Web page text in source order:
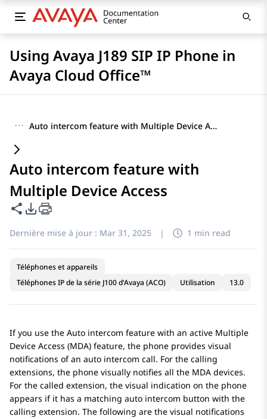
Using Avaya J189 SIP IP Phone in
Avaya Cloud Office™
··· Auto intercom feature with Multiple Device Access
Auto intercom feature with
Multiple Device Access
Partager cette page
Options d'exportation PDF
Dernière mise à jour : Mar 31, 2025 | 1 min read
Téléphones et appareils
Téléphones IP de la série J100 d'Avaya (ACO)
Utilisation 13.0
If you use the Auto intercom feature with an active Multiple
Device Access (MDA) feature, the phone provides visual
notifications of an auto intercom call. For the calling
extensions, the phone visually notifies all the MDA devices.
For the called extension, the visual indication on the phone
appears if it has a matching auto intercom button with the
calling extension. The following are the visual notifications